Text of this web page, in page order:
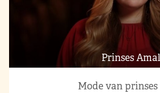
Prinses
Mode van